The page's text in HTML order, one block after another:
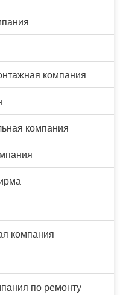
компания
компания
компания
по ремонту